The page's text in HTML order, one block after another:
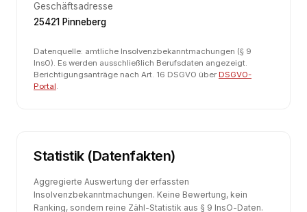
Geschäftsadresse
25421 Pinneberg
Datenquelle: amtliche Insolvenzbekanntmachungen (§ 9
InsO). Es werden ausschließlich Berufsdaten angezeigt.
Berichtigungsanträge nach Art. 16 DSGVO über DSGVO-
Portal.
Statistik (Datenfakten)
Aggregierte Auswertung der erfassten
Insolvenzbekanntmachungen. Keine Bewertung, kein
Ranking, sondern reine Zähl-Statistik aus § 9 InsO-Daten.